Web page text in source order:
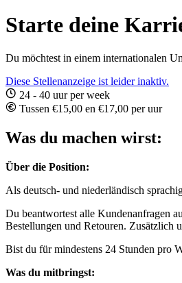
Starte deine
Du möchtest in einem internationalen
Diese Stellenanzeige ist leider inaktiv.
24 - 40 uur per week
Tussen €15,00 en €17,00 per uur
Was du machen wirst:
Über die Position:
Als deutsch- und niederländisch
Du beantwortest alle Kundenanfragen
Bestellungen und Retouren. Zusätzlich
Bist du für mindestens 24 Stunden pro
Was du mitbringst: